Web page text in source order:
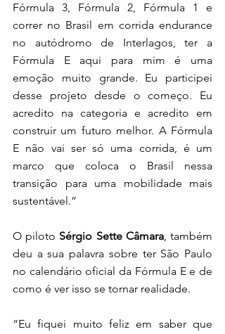
Fórmula 3, Fórmula 2, Fórmula 1 e
correr no Brasil em corrida endurance
no autódromo de Interlagos, ter a
Fórmula E aqui para mim é uma
emoção muito grande. Eu participei
desse projeto desde o começo. Eu
acredito na categoria e acredito em
construir um futuro melhor. A Fórmula
E não vai ser só uma corrida, é um
marco que coloca o Brasil nessa
transição para uma mobilidade mais
sustentável.”
O piloto Sérgio Sette Câmara, também
deu a sua palavra sobre ter São Paulo
no calendário oficial da Fórmula E e de
como é ver isso se tornar realidade.
“Eu fiquei muito feliz em saber que